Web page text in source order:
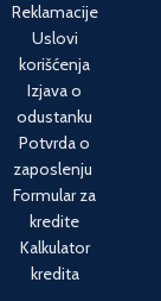
Reklamacije
Uslovi
korišćenja
Izjava o
odustanku
Potvrda o
zaposlenju
Formular za
kredite
Kalkulator
kredita